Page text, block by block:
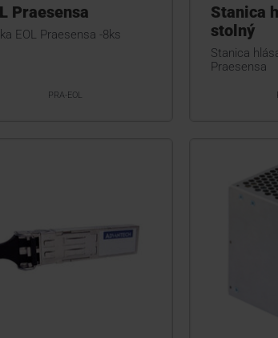
Praesensa
EOL Praesensa -8ks
PRA-EOL
Stanica
stolný
Stanica
Praesensa